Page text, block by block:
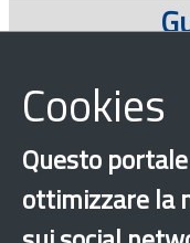
Cookies
Questo
ottimizzare la